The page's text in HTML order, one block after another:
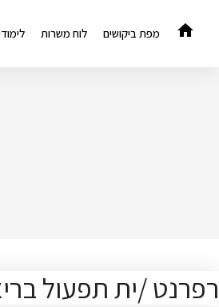
לתוכן
מפת ביקושים לוח משרות
רפרנט /ית תפעול